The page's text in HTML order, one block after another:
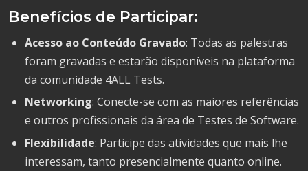
Benefícios de Participar:
Acesso ao Conteúdo Gravado: Todas as palestras
foram gravadas e estarão disponíveis na plataforma
da comunidade 4ALL Tests.
Networking: Conecte-se com as maiores referências
e outros profissionais da área de Testes de Software.
Flexibilidade: Participe das atividades que mais lhe
interessam, tanto presencialmente quanto online.